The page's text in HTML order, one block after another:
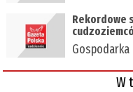
Rekordowe
Gospodarka
W